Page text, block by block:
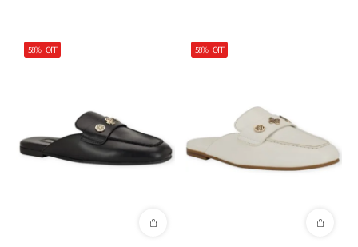
58% OFF
58% OFF